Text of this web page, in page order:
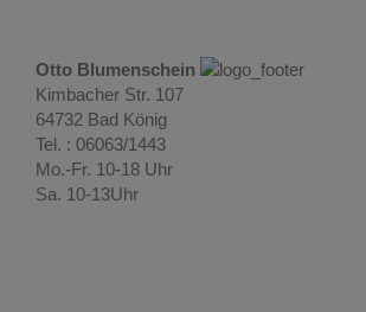
Otto Blumenschein
Kimbacher Str. 107
64732 Bad König
Tel. : 06063/1443
Mo.-Fr. 10-18 Uhr
Sa. 10-13Uhr